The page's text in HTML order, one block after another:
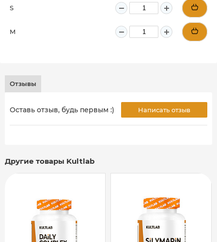
S
M
Отзывы
Оставь отзыв, будь первым :) Написать отзыв
Другие товары Kultlab